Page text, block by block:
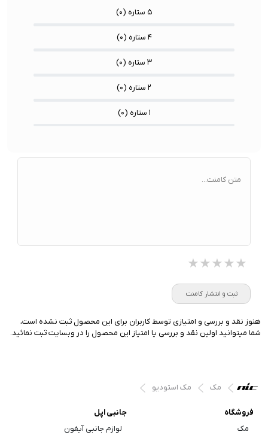
۵ ستاره ( ۰)
۴ ستاره ( ۰)
۳ ستاره ( ۰)
۲ ستاره ( ۰)
۱ ستاره ( ۰)
متن کامنت...
★★★★★
★★★★★
★★★★★
ثبت و انتشار کامنت
هنوز نقد و بررسی و امتیازی توسط کاربران برای این محصول ثبت نشده است،
شما میتوانید اولین نقد و بررسی یا امتیاز این محصول را در وبسایت ثبت نمائید.
مک مک استودیو
فروشگاه
مک
جانبی اپل
لوازم جانبی آیفون